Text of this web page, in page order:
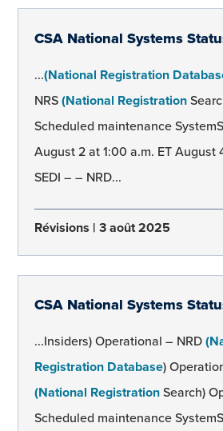
CSA National Systems
...(National Registration
NRS(National Registration
Scheduled maintenance
August 2 at 1:00 a.m. ET August
SEDI – – NRD...
Révisions 3 août 2025
CSA National Systems
...Insiders) Operational – NRD
Registration Database)
(National RegistrationSearch)
Scheduled maintenance